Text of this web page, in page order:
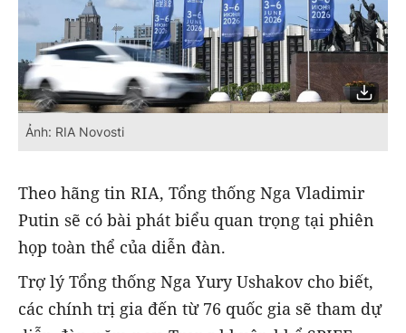
Ảnh: RIA Novosti
Theo hãng tin RIA, Tổng thống Nga Vladimir
Putin sẽ có bài phát biểu quan trọng tại phiên
họp toàn thể của diễn đàn.
Trợ lý Tổng thống Nga Yury Ushakov cho biết,
các chính trị gia đến từ 76 quốc gia sẽ tham dự